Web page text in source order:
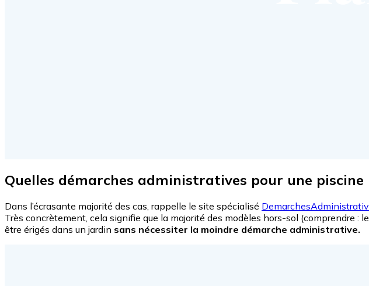
Quelles démarches administratives pour une piscine
Dans l’écrasante majorité des cas, rappelle le site spécialisé
Très concrètement, cela signifie que la majorité des modèles hors-sol (comprendre
être érigés dans un jardin sans nécessiter la moindre démarche administrative.